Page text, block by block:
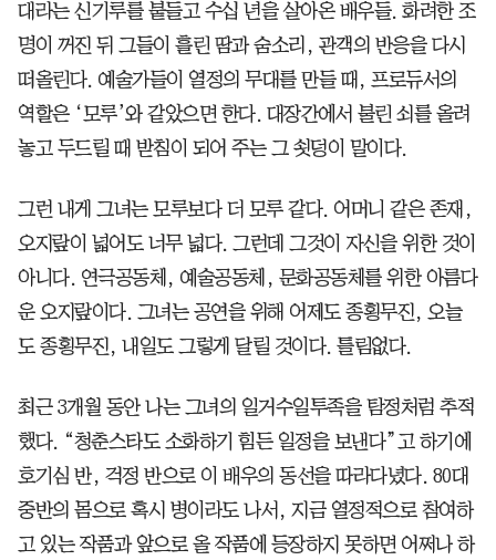
대라는 신기루를 붙들고 수십 년을 살아온 배우들. 화려한 조
명이 꺼진 뒤 그들이 흘린 땀과 숨소리, 관객의 반응을 다시
떠올린다. 예술가들이 열정의 무대를 만들 때, 프로듀서의
역할은 ‘모루’와 같았으면 한다. 대장간에서 불린 쇠를 올려
놓고 두드릴 때 받침이 되어 주는 그 쇳덩이 말이다.
그런 내게 그녀는 모루보다 더 모루 같다. 어머니 같은 존재,
오지랖이 넓어도 너무 넓다. 그런데 그것이 자신을 위한 것이
아니다. 연극공동체, 예술공동체, 문화공동체를 위한 아름다
운 오지랖이다. 그녀는 공연을 위해 어제도 종횡무진, 오늘
도 종횡무진, 내일도 그렇게 달릴 것이다. 틀림없다.
최근 3개월 동안 나는 그녀의 일거수일투족을 탐정처럼 추적
했다. “청춘스타도 소화하기 힘든 일정을 보낸다”고 하기에
호기심 반, 걱정 반으로 이 배우의 동선을 따라다녔다. 80대
중반의 몸으로 혹시 병이라도 나서, 지금 열정적으로 참여하
고 있는 작품과 앞으로 올 작품에 등장하지 못하면 어쩌나 하